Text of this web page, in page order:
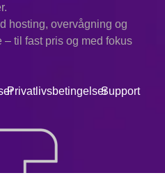
hosting, overvågning og
til fast pris og med fokus
PrivatlivsbetingelserSupport